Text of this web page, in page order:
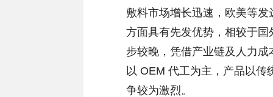
敷料市场增长迅速，欧美等
方面具有先发优势，相较于
步较晚，凭借产业链及人力
以 OEM 代工为主，产品以传
争较为激烈。